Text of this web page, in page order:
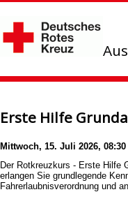
Erste Hilfe
Mittwoch, 15. Juli 2026, 08:30
Der Rotkreuzkurs - Erste Hilfe
erlangen Sie grundlegende
Fahrerlaubnisverordnung und